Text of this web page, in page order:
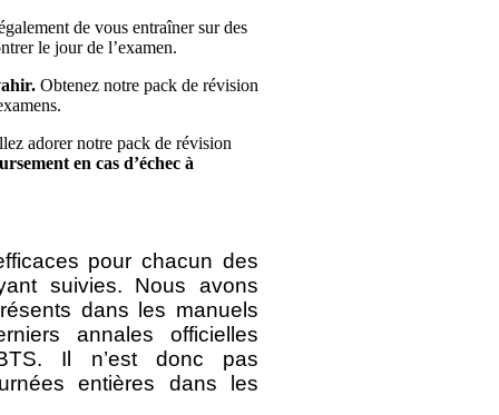
de vous entraîner sur des
le jour de l’examen.
Obtenez notre pack de révision
adorer notre pack de révision
en cas d’échec à
pour chacun des
suivies. Nous avons
dans les manuels
annales officielles
Il n’est donc pas
entières dans les